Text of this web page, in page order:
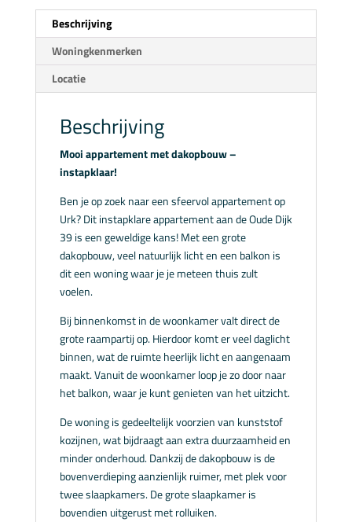
Beschrijving
Woningkenmerken
Locatie
Beschrijving
Mooi appartement met dakopbouw –
instapklaar!
Ben je op zoek naar een sfeervol appartement op
Urk? Dit instapklare appartement aan de Oude Dijk
39 is een geweldige kans! Met een grote
dakopbouw, veel natuurlijk licht en een balkon is
dit een woning waar je je meteen thuis zult
voelen.
Bij binnenkomst in de woonkamer valt direct de
grote raampartij op. Hierdoor komt er veel daglicht
binnen, wat de ruimte heerlijk licht en aangenaam
maakt. Vanuit de woonkamer loop je zo door naar
het balkon, waar je kunt genieten van het uitzicht.
De woning is gedeeltelijk voorzien van kunststof
kozijnen, wat bijdraagt aan extra duurzaamheid en
minder onderhoud. Dankzij de dakopbouw is de
bovenverdieping aanzienlijk ruimer, met plek voor
twee slaapkamers. De grote slaapkamer is
bovendien uitgerust met rolluiken.